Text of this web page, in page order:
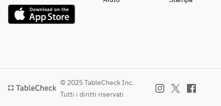
© 2025 TableCheck Inc.
Tutti i diritti riservati